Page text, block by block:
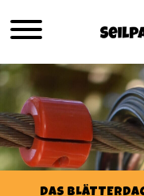
DAS